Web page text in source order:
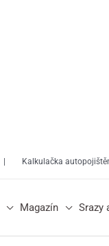
Kalkulačka
Magazín Srazy